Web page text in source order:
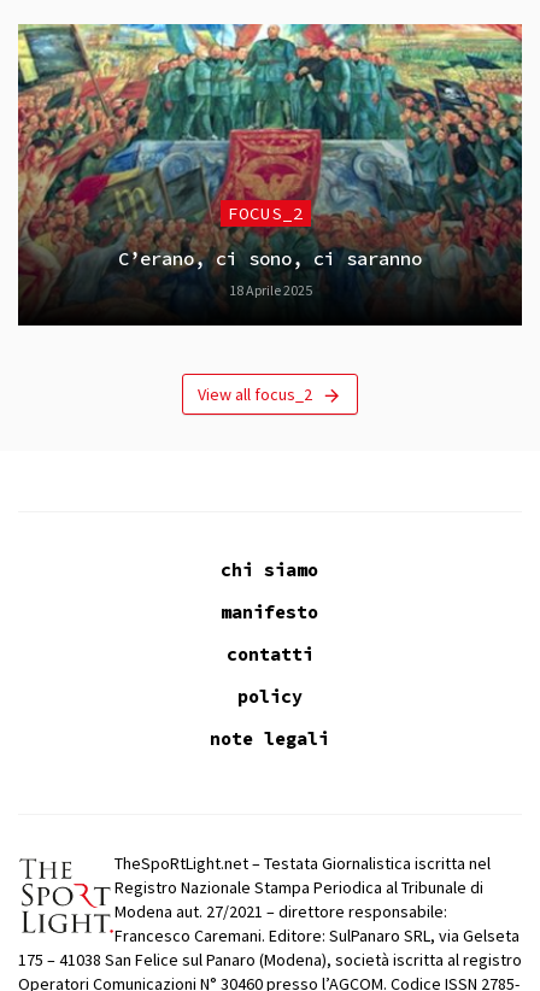
FOCUS_2
C’erano, ci sono, ci saranno
18 Aprile 2025
View all focus_2
chi siamo
manifesto
contatti
policy
note legali
TheSpoRtLight.net – Testata Giornalistica iscritta nel
Registro Nazionale Stampa Periodica al Tribunale di
Modena aut. 27/2021 – direttore responsabile:
Francesco Caremani. Editore: SulPanaro SRL, via Gelseta
175 – 41038 San Felice sul Panaro (Modena), società iscritta al registro
Operatori Comunicazioni N° 30460 presso l’AGCOM. Codice ISSN 2785-